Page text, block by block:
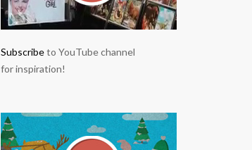
Subscribeto YouTube channel
for inspiration!